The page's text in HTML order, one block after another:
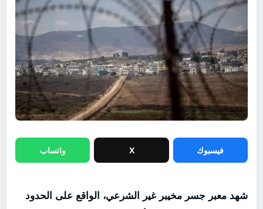
فيسبوك X واتساب
شهد معبر جسر مخيبر غير الشرعي، الواقع على الحدود